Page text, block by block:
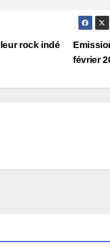
février
rock indé